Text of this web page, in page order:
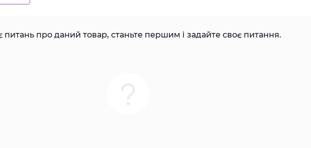
питань про даний товар, станьте першим і задайте своє питання.